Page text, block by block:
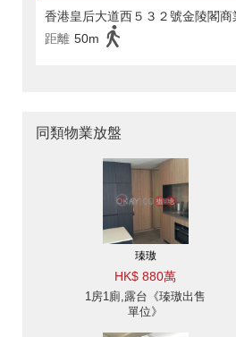
香港皇后大道西５３２號金陵閣商
距離 50m
同類物業放盤
瑧璈
HK$ 880萬
1房1廁,露台《瑧璈出售
單位》